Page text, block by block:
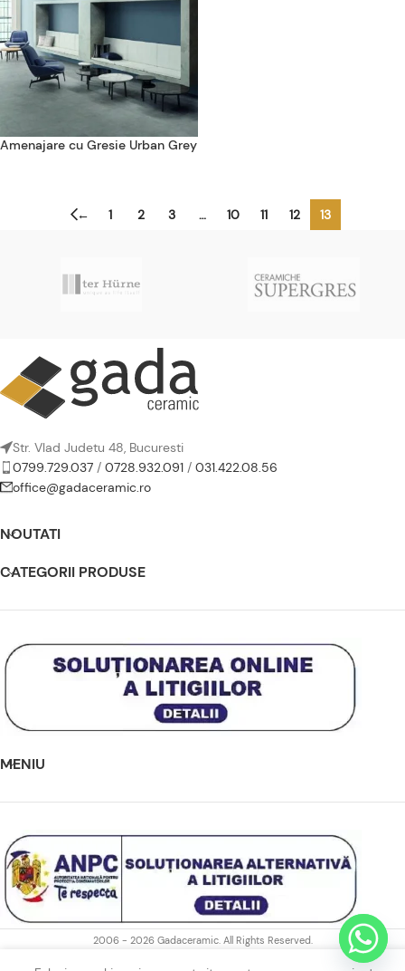
Amenajare cu Gresie Urban Grey
← 1 2 3 … 10 11 12 13
Str. Vlad Judetu 48, Bucuresti
0799.729.037 / 0728.932.091 / 031.422.08.56
office@gadaceramic.ro
NOUTATI
CATEGORII PRODUSE
MENIU
2006 - 2026 Gadaceramic. All Rights Reserved.